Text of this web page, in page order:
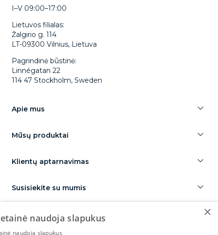
I–V 09:00–17:00
Lietuvos filialas:
Žalgirio g. 114
LT-09300 Vilnius, Lietuva
Pagrindinė būstinė:
Linnégatan 22
114 47 Stockholm, Sweden
Apie mus
Mūsų produktai
Klientų aptarnavimas
Susisiekite su mumis
×
naudoja slapukus
naudoja slapukus